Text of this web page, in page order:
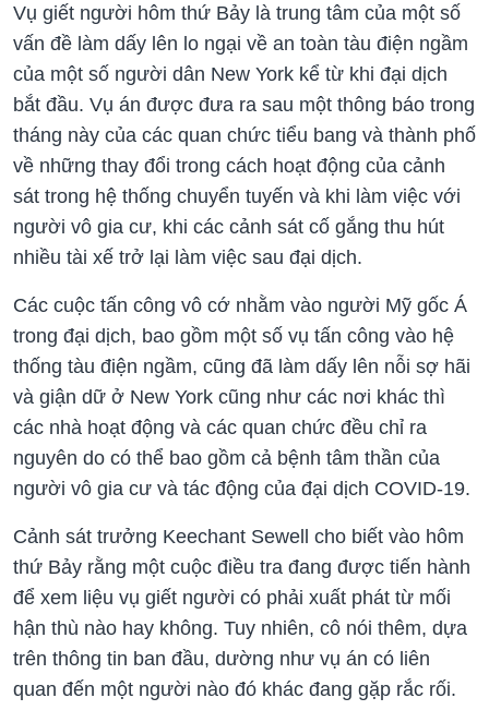
Vụ giết người hôm thứ Bảy là trung tâm của một số
vấn đề làm dấy lên lo ngại về an toàn tàu điện ngầm
của một số người dân New York kể từ khi đại dịch
bắt đầu. Vụ án được đưa ra sau một thông báo trong
tháng này của các quan chức tiểu bang và thành phố
về những thay đổi trong cách hoạt động của cảnh
sát trong hệ thống chuyển tuyến và khi làm việc với
người vô gia cư, khi các cảnh sát cố gắng thu hút
nhiều tài xế trở lại làm việc sau đại dịch.
Các cuộc tấn công vô cớ nhằm vào người Mỹ gốc Á
trong đại dịch, bao gồm một số vụ tấn công vào hệ
thống tàu điện ngầm, cũng đã làm dấy lên nỗi sợ hãi
và giận dữ ở New York cũng như các nơi khác thì
các nhà hoạt động và các quan chức đều chỉ ra
nguyên do có thể bao gồm cả bệnh tâm thần của
người vô gia cư và tác động của đại dịch COVID-19.
Cảnh sát trưởng Keechant Sewell cho biết vào hôm
thứ Bảy rằng một cuộc điều tra đang được tiến hành
để xem liệu vụ giết người có phải xuất phát từ mối
hận thù nào hay không. Tuy nhiên, cô nói thêm, dựa
trên thông tin ban đầu, dường như vụ án có liên
quan đến một người nào đó khác đang gặp rắc rối.